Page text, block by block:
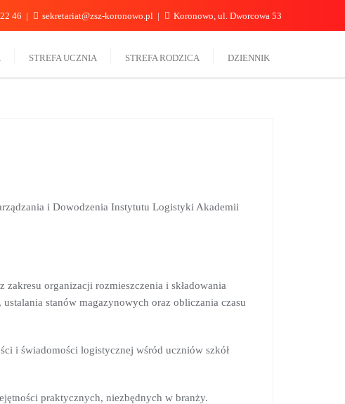
46 sekretariat@zsz-koronowo.pl Koronowo, ul. Dworcowa 53
STREFA UCZNIA STREFA RODZICA DZIENNIK
i Dowodzenia Instytutu Logistyki Akademii
organizacji rozmieszczenia i składowania
stanów magazynowych oraz obliczania czasu
i świadomości logistycznej wśród uczniów szkół
praktycznych, niezbędnych w branży.